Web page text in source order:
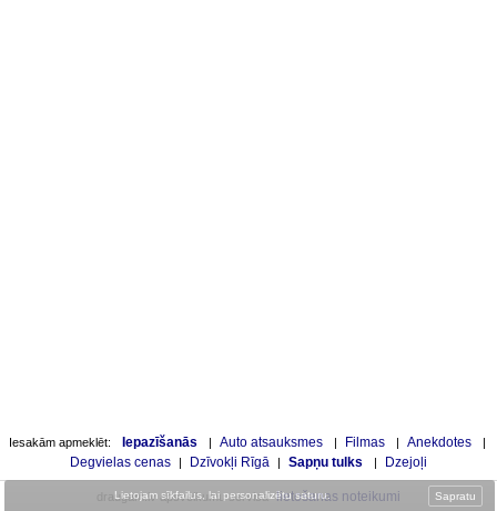
Iesakām apmeklēt: Iepazīšanās | Auto atsauksmes | Filmas | Anekdotes |
Degvielas cenas | Dzīvokļi Rīgā | Sapņu tulks | Dzejoļi
draugam.lv apsveikumu servisa lietošanas noteikumi
Lietojam sīkfailus, lai personalizētu saturu. Sapratu